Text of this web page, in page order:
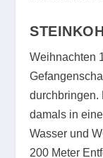
Weihnachten
durchbringen.
damals in
Wasser und
200 Meter